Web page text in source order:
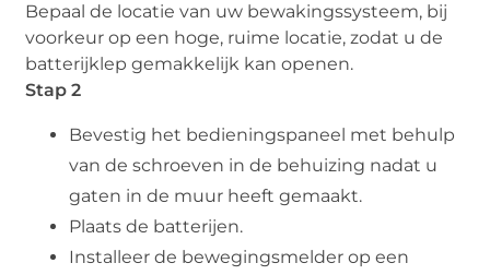
Bepaal de locatie van uw bewakingssysteem, bij
voorkeur op een hoge, ruime locatie, zodat u de
batterijklep gemakkelijk kan openen.
Stap 2
Bevestig het bedieningspaneel met behulp
van de schroeven in de behuizing nadat u
gaten in de muur heeft gemaakt.
Plaats de batterijen.
Installeer de bewegingsmelder op een